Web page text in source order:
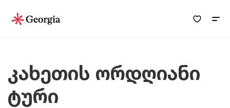
კახეთის ორდღიანი
ტური